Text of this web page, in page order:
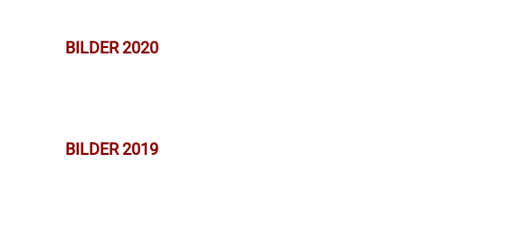
BILDER 2020
BILDER 2019